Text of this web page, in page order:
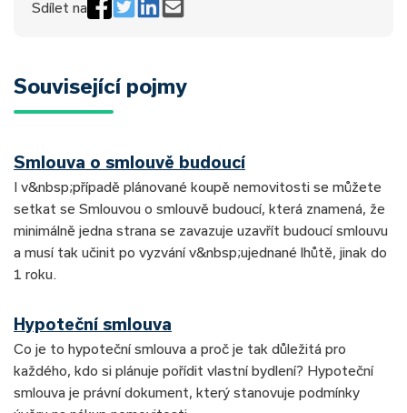
Sdílet na
Související pojmy
Smlouva o smlouvě budoucí
I v&nbsp;případě plánované koupě nemovitosti se můžete
setkat se Smlouvou o smlouvě budoucí, která znamená, že
minimálně jedna strana se zavazuje uzavřít budoucí smlouvu
a musí tak učinit po vyzvání v&nbsp;ujednané lhůtě, jinak do
1 roku.
Hypoteční smlouva
Co je to hypoteční smlouva a proč je tak důležitá pro
každého, kdo si plánuje pořídit vlastní bydlení? Hypoteční
smlouva je právní dokument, který stanovuje podmínky